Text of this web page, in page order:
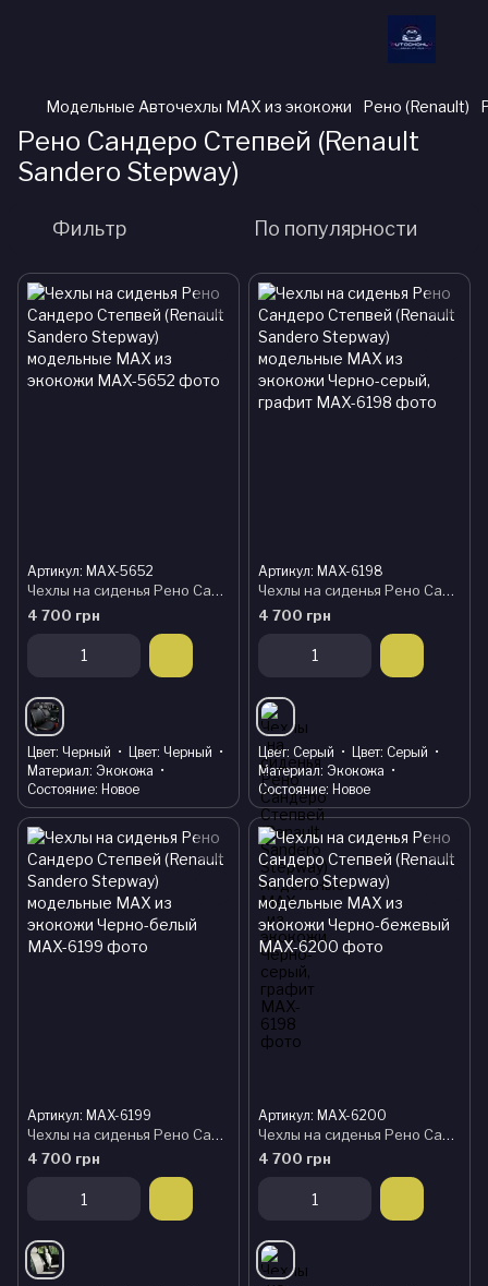
Модельные Авточехлы MAX из экокожи Рено (Renault)
Рено Сандеро Степвей (Renault
Sandero Stepway)
Фильтр По популярности
Артикул: MAX-5652
Чехлы на сиденья Рено Сандеро Степвей (Renault Sandero Stepway) модельные MAX из экокожи
4 700 грн
Цвет Черный Цвет Черный
Материал Экокожа
Состояние Новое
Артикул: MAX-6198
Чехлы на сиденья Рено Сандеро Степвей (Renault Sandero Stepway) модельные MAX из экокожи Черно-серый, графит
4 700 грн
Цвет Серый Цвет Серый
Материал Экокожа
Состояние Новое
Артикул: MAX-6199
Чехлы на сиденья Рено Сандеро Степвей (Renault Sandero Stepway) модельные MAX из экокожи Черно-белый
4 700 грн
Артикул: MAX-6200
Чехлы на сиденья Рено Сандеро Степвей (Renault Sandero Stepway) модельные MAX из экокожи Черно-бежевый
4 700 грн